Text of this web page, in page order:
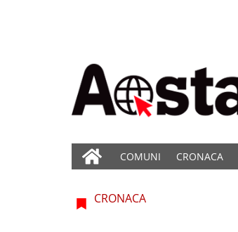
COMUNI CRONACA
CRONACA